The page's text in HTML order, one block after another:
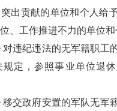
出贡献的单位和个人给
、工作推进不力的单位和
对违纪违法的无军籍职工
规定，参照事业单位退
移交政府安置的军队无军